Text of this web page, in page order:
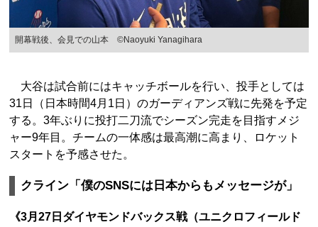
開幕戦後、会見での山本 ©Naoyuki Yanagihara
大谷は試合前にはキャッチボールを行い、投手としては
31日（日本時間4月1日）のガーディアンズ戦に先発を予定
する。3年ぶりに投打二刀流でシーズン完走を目指すメジ
ャー9年目。チームの一体感は最高潮に高まり、ロケット
スタートを予感させた。
クライン「僕のSNSには日本からもメッセージが」
《3月27日ダイヤモンドバックス戦（ユニクロフィールド